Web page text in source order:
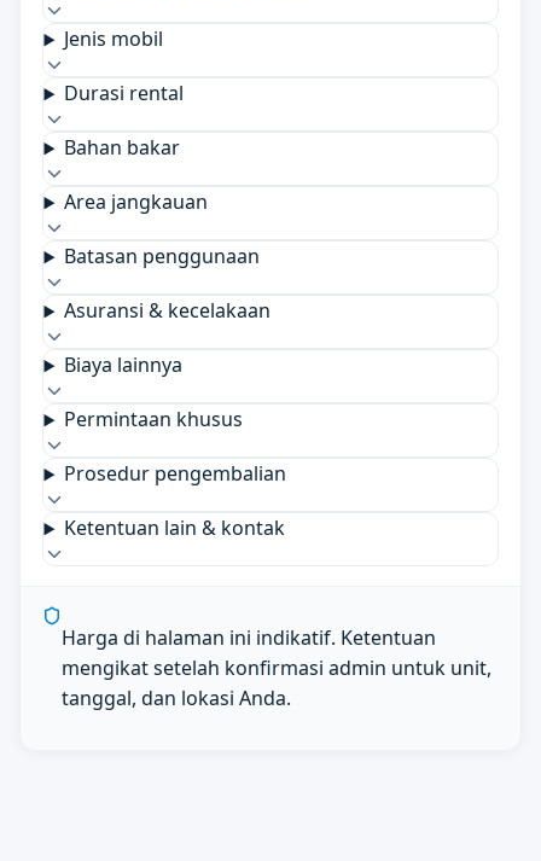
Jenis mobil
Durasi rental
Bahan bakar
Area jangkauan
Batasan penggunaan
Asuransi & kecelakaan
Biaya lainnya
Permintaan khusus
Prosedur pengembalian
Ketentuan lain & kontak
Harga di halaman ini indikatif. Ketentuan
mengikat setelah konfirmasi admin untuk unit,
tanggal, dan lokasi Anda.